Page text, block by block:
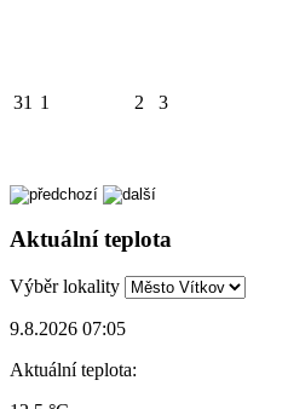
31 1 2 3
Aktuální teplota
Výběr lokality
9.8.2026 07:05
Aktuální teplota: